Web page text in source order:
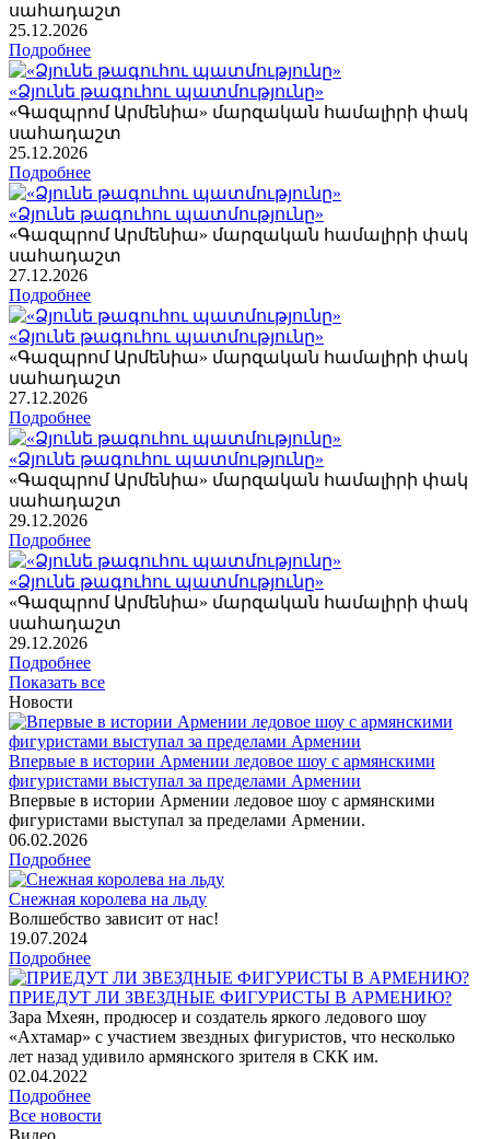
սահադաշտ
25.12.2026
Подробнее
«Ձյունե թագուհու պատմությունը»
«Գազպրոմ Արմենիա» մարզական համալիրի փակ
սահադաշտ
25.12.2026
Подробнее
«Ձյունե թագուհու պատմությունը»
«Գազպրոմ Արմենիա» մարզական համալիրի փակ
սահադաշտ
27.12.2026
Подробнее
«Ձյունե թագուհու պատմությունը»
«Գազպրոմ Արմենիա» մարզական համալիրի փակ
սահադաշտ
27.12.2026
Подробнее
«Ձյունե թագուհու պատմությունը»
«Գազպրոմ Արմենիա» մարզական համալիրի փակ
սահադաշտ
29.12.2026
Подробнее
«Ձյունե թագուհու պատմությունը»
«Գազպրոմ Արմենիա» մարզական համալիրի փակ
սահադաշտ
29.12.2026
Подробнее
Показать все
Новости
Впервые в истории Армении ледовое шоу с армянскими
фигуристами выступал за пределами Армении
Впервые в истории Армении ледовое шоу с армянскими
фигуристами выступал за пределами Армении.
06.02.2026
Подробнее
Снежная королева на льду
Волшебство зависит от нас!
19.07.2024
Подробнее
ПРИЕДУТ ЛИ ЗВЕЗДНЫЕ ФИГУРИСТЫ В АРМЕНИЮ?
Зара Мхеян, продюсер и создатель яркого ледового шоу
«Ахтамар» с участием звездных фигуристов, что несколько
лет назад удивило армянского зрителя в СКК им.
02.04.2022
Подробнее
Все новости
Видео